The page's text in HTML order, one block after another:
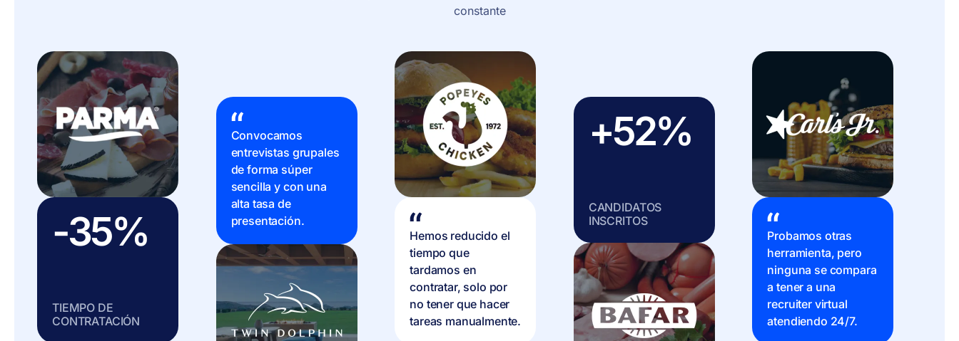
constante
-35%
TIEMPO DE
CONTRATACIÓN
Convocamos
entrevistas grupales
de forma súper
sencilla y con una
alta tasa de
presentación.
Hemos reducido el
tiempo que
tardamos en
contratar, solo por
no tener que hacer
tareas manualmente.
+52%
CANDIDATOS
INSCRITOS
Probamos otras
herramienta, pero
ninguna se compara
a tener a una
recruiter virtual
atendiendo 24/7.